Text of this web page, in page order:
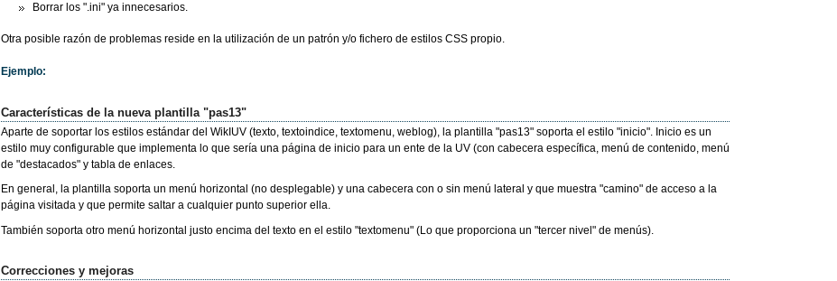
Borrar los ".ini" ya innecesarios.
Otra posible razón de problemas reside en la utilización de un patrón y/o fichero de estilos CSS propio.
Ejemplo:
Características de la nueva plantilla "pas13"
Aparte de soportar los estilos estándar del WikIUV (texto, textoindice, textomenu, weblog), la plantilla "pas13" soporta el estilo "inicio". Inicio es un
estilo muy configurable que implementa lo que sería una página de inicio para un ente de la UV (con cabecera específica, menú de contenido, menú
de "destacados" y tabla de enlaces.
En general, la plantilla soporta un menú horizontal (no desplegable) y una cabecera con o sin menú lateral y que muestra "camino" de acceso a la
página visitada y que permite saltar a cualquier punto superior ella.
También soporta otro menú horizontal justo encima del texto en el estilo "textomenu" (Lo que proporciona un "tercer nivel" de menús).
Correcciones y mejoras